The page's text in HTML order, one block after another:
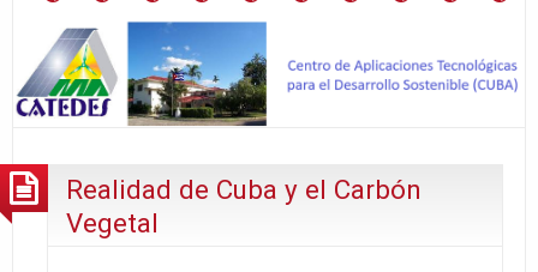
el
Programa
ADSIDEO
DEL
PROYECTO
CON
LOS
ODS
VINCULADOS
DE
NEEMDE
GUANTÁNAMO
Realidad de Cuba y el Carbón
Vegetal